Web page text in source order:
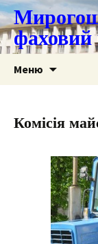
Меню
Комісія